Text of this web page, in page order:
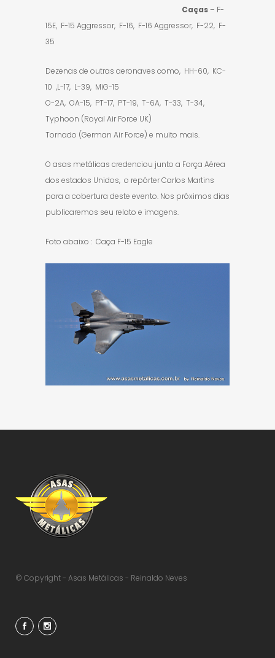
Caças– F-
15E, F-15 Aggressor, F-16, F-16 Aggressor, F-22, F-
35
Dezenas de outras aeronaves como, HH-60, KC-
10 ,L-17, L-39, MiG-15
O-2A, OA-15, PT-17, PT-19, T-6A, T-33, T-34,
Typhoon (Royal Air Force UK)
Tornado (German Air Force) e muito mais.
O asas metálicas credenciou junto a Força Aérea
dos estados Unidos, o repórter Carlos Martins
para a cobertura deste evento. Nos próximos dias
publicaremos seu relato e imagens.
Foto abaixo : Caça F-15 Eagle
© Copyright - Asas Metálicas - Reinaldo Neves